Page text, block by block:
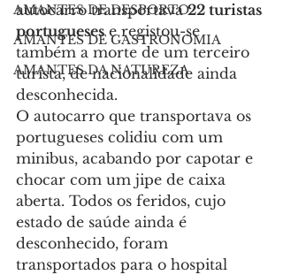
AMANTES DE DESPORTO
AMANTES DE GASTRONOMIA
AMANTES DA NATUREZA
autocarro transportava 22 turistas
portugueses e registou-se
também a morte de um terceiro
turista, de nacionalidade ainda
desconhecida.
O autocarro que transportava os
portugueses colidiu com um
minibus, acabando por capotar e
chocar com um jipe de caixa
aberta. Todos os feridos, cujo
estado de saúde ainda é
desconhecido, foram
transportados para o hospital